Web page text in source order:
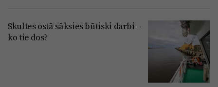
Skultes ostā sāksies būtiski darbi –
ko tie dos?